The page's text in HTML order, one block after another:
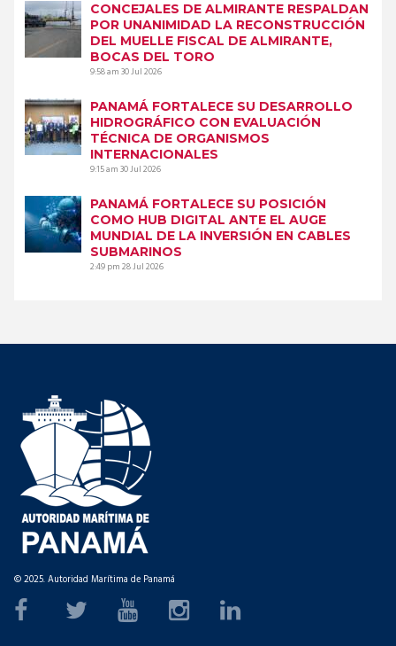
CONCEJALES DE ALMIRANTE RESPALDAN
POR UNANIMIDAD LA RECONSTRUCCIÓN
DEL MUELLE FISCAL DE ALMIRANTE,
BOCAS DEL TORO
9:58 am30 Jul 2026
PANAMÁ FORTALECE SU DESARROLLO
HIDROGRÁFICO CON EVALUACIÓN
TÉCNICA DE ORGANISMOS
INTERNACIONALES
9:15 am30 Jul 2026
PANAMÁ FORTALECE SU POSICIÓN
COMO HUB DIGITAL ANTE EL AUGE
MUNDIAL DE LA INVERSIÓN EN CABLES
SUBMARINOS
2:49 pm28 Jul 2026
© 2025. Autoridad Marítima de Panamá